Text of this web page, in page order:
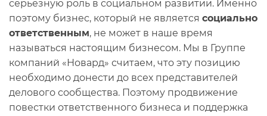
серьезную роль в социальном развитии. Именно
поэтому бизнес, который не является социально
ответственным, не может в наше время
называться настоящим бизнесом. Мы в Группе
компаний «Новард» считаем, что эту позицию
необходимо донести до всех представителей
делового сообщества. Поэтому продвижение
повестки ответственного бизнеса и поддержка